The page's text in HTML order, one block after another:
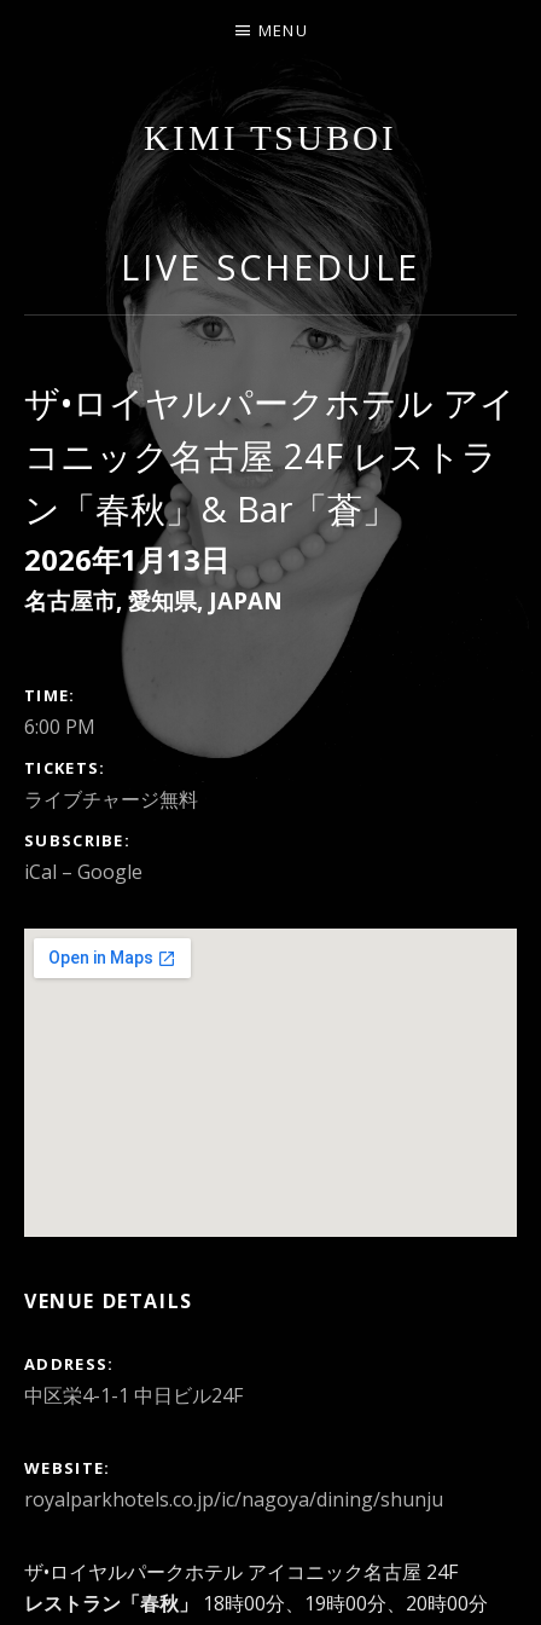
KIMI TSUBOI
名古屋のJAZZ PIANIST
MENU
LIVE SCHEDULE
ザ•ロイヤルパークホテル アイ
コニック名古屋 24F レストラ
ン「春秋」& Bar「蒼」
2026年1月13日
名古屋市, 愛知県, JAPAN
GIG DETAILS
TIME
6:00 PM
TICKETS
ライブチャージ無料
SUBSCRIBE
iCal Google
VENUE DETAILS
ADDRESS
WEBSITE
royalparkhotels.co.jp/ic/nagoya/dining/shunju
ザ•ロイヤルパークホテル アイコニック名古屋 24F
レストラン「春秋」
18時00分、19時00分、20時00分